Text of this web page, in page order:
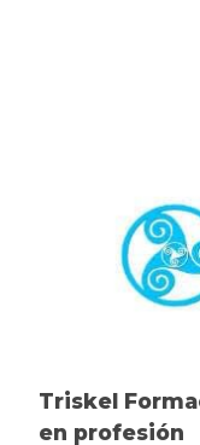
Triskel
en profesión